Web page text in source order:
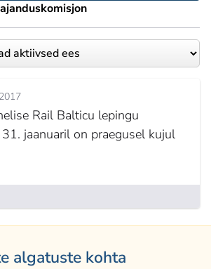
Rail Balticu lepingu
jaanuaril on praegusel kujul
algatuste kohta